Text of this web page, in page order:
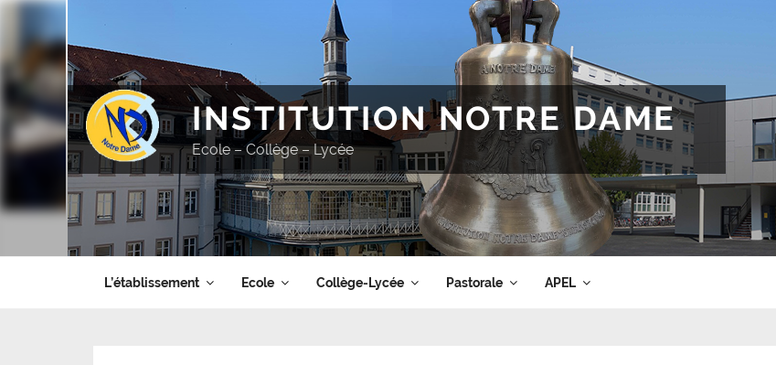
Aller
contenu
principal
INSTITUTION NOTRE DAME
Ecole – Collège – Lycée
L’établissement Ecole Collège-Lycée Pastorale APEL